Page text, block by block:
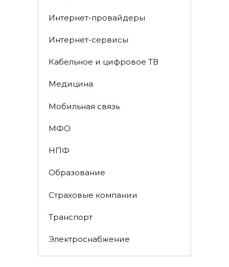
Интернет-провайдеры
Интернет-сервисы
Кабельное и цифровое ТВ
Медицина
Мобильная связь
МФО
НПФ
Образование
Страховые компании
Транспорт
Электроснабжение